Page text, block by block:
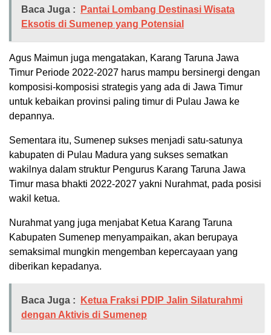
Baca Juga :
Pantai Lombang Destinasi Wisata
Eksotis di Sumenep yang Potensial
Agus Maimun juga mengatakan, Karang Taruna Jawa
Timur Periode 2022-2027 harus mampu bersinergi dengan
komposisi-komposisi strategis yang ada di Jawa Timur
untuk kebaikan provinsi paling timur di Pulau Jawa ke
depannya.
Sementara itu, Sumenep sukses menjadi satu-satunya
kabupaten di Pulau Madura yang sukses sematkan
wakilnya dalam struktur Pengurus Karang Taruna Jawa
Timur masa bhakti 2022-2027 yakni Nurahmat, pada posisi
wakil ketua.
Nurahmat yang juga menjabat Ketua Karang Taruna
Kabupaten Sumenep menyampaikan, akan berupaya
semaksimal mungkin mengemban kepercayaan yang
diberikan kepadanya.
Baca Juga :
Ketua Fraksi PDIP Jalin Silaturahmi
dengan Aktivis di Sumenep